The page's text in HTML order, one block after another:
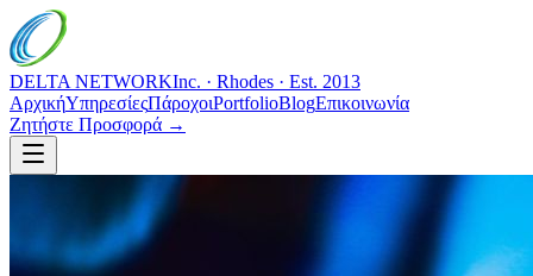
DELTA NETWORKInc. · Rhodes · Est. 2013
ΑρχικήΥπηρεσίεςΠάροχοιPortfolioBlogΕπικοινωνία
Ζητήστε Προσφορά →